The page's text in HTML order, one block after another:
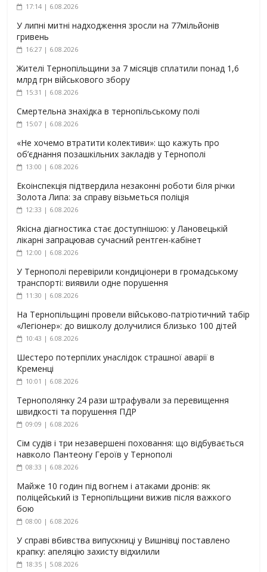
17:14 | 6.08.2026
У липні митні надходження зросли на 77мільйонів
гривень
16:27 | 6.08.2026
Жителі Тернопільщини за 7 місяців сплатили понад 1,6
млрд грн військового збору
15:31 | 6.08.2026
Смертельна знахідка в тернопільському полі
15:07 | 6.08.2026
«Не хочемо втратити колективи»: що кажуть про
об’єднання позашкільних закладів у Тернополі
13:00 | 6.08.2026
Екоінспекція підтвердила незаконні роботи біля річки
Золота Липа: за справу візьметься поліція
12:33 | 6.08.2026
Якісна діагностика стає доступнішою: у Лановецькій
лікарні запрацював сучасний рентген-кабінет
12:00 | 6.08.2026
У Тернополі перевірили кондиціонери в громадському
транспорті: виявили одне порушення
11:30 | 6.08.2026
На Тернопільщині провели військово-патріотичний табір
«Легіонер»: до вишколу долучилися близько 100 дітей
10:43 | 6.08.2026
Шестеро потерпілих унаслідок страшної аварії в
Кременці
10:01 | 6.08.2026
Тернополянку 24 рази штрафували за перевищення
швидкості та порушення ПДР
09:09 | 6.08.2026
Сім судів і три незавершені поховання: що відбувається
навколо Пантеону Героїв у Тернополі
08:33 | 6.08.2026
Майже 10 годин під вогнем і атаками дронів: як
поліцейський із Тернопільщини вижив після важкого
бою
08:00 | 6.08.2026
У справі вбивства випускниці у Вишнівці поставлено
крапку: апеляцію захисту відхилили
18:35 | 5.08.2026